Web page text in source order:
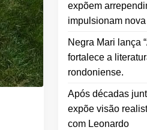
expõem
impulsionam
Negra Mari lança
fortalece a
rondoniense.
Após décadas
expõe visão
com Leonardo